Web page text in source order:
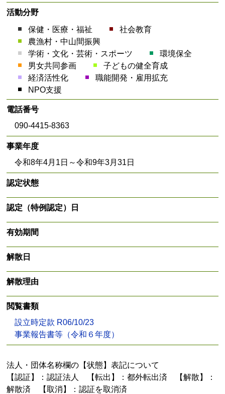
活動分野
保健・医療・福祉
社会教育
農漁村・中山間振興
学術・文化・芸術・スポーツ
環境保全
男女共同参画
子どもの健全育成
経済活性化
職能開発・雇用拡充
NPO支援
電話番号
090-4415-8363
事業年度
令和8年4月1日～令和9年3月31日
認定状態
認定（特例認定）日
有効期間
解散日
解散理由
閲覧書類
設立時定款 R06/10/23
事業報告書等（令和６年度）
法人・団体名称欄の【状態】表記について
【認証】：認証法人 【転出】：都外転出済 【解散】：
解散済 【取消】：認証を取消済